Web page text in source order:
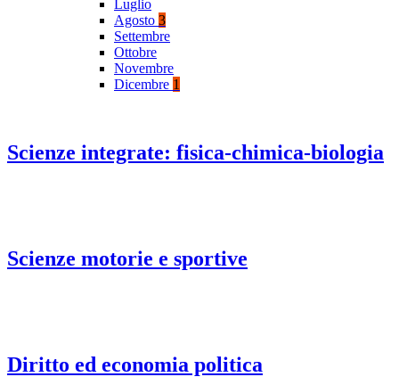
Luglio
Agosto 3
Settembre
Ottobre
Novembre
Dicembre 1
Scienze integrate: fisica-chimica-biologia
Scienze motorie e sportive
Diritto ed economia politica